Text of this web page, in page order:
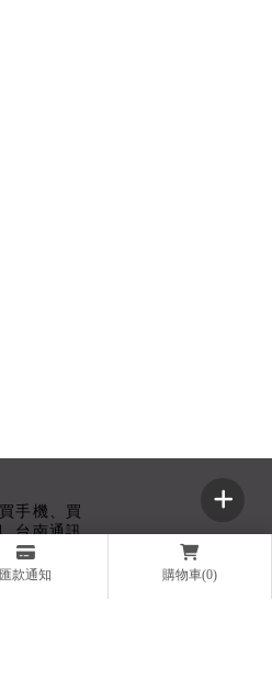
匯款通知 購物車(0)